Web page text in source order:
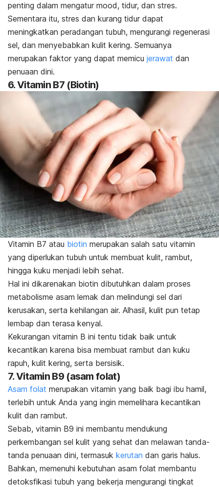
penting dalam mengatur mood, tidur, dan stres.
Sementara itu, stres dan kurang tidur dapat
meningkatkan peradangan tubuh, mengurangi regenerasi
sel, dan menyebabkan kulit kering. Semuanya
merupakan faktor yang dapat memicu jerawat dan
penuaan dini.
6. Vitamin B7 (Biotin)
Vitamin B7 atau biotin merupakan salah satu vitamin
yang diperlukan tubuh untuk membuat kulit, rambut,
hingga kuku menjadi lebih sehat.
Hal ini dikarenakan biotin dibutuhkan dalam proses
metabolisme asam lemak dan melindungi sel dari
kerusakan, serta kehilangan air. Alhasil, kulit pun tetap
lembap dan terasa kenyal.
Kekurangan vitamin B ini tentu tidak baik untuk
kecantikan karena bisa membuat rambut dan kuku
rapuh, kulit kering, serta bersisik.
7. Vitamin B9 (asam folat)
Asam folat merupakan vitamin yang baik bagi ibu hamil,
terlebih untuk Anda yang ingin memelihara kecantikan
kulit dan rambut.
Sebab, vitamin B9 ini membantu mendukung
perkembangan sel kulit yang sehat dan melawan tanda-
tanda penuaan dini, termasuk kerutan dan garis halus.
Bahkan, memenuhi kebutuhan asam folat membantu
detoksfikasi tubuh yang bekerja mengurangi tingkat